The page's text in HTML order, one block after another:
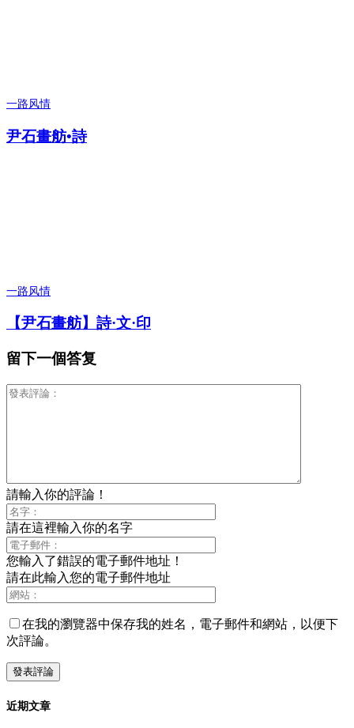
一路风情
尹石畫舫•詩
一路风情
【尹石畫舫】詩·文·印
留下一個答复
請輸入你的評論！
請在這裡輸入你的名字
您輸入了錯誤的電子郵件地址！
請在此輸入您的電子郵件地址
在我的瀏覽器中保存我的姓名，電子郵件和網站，以便下
次評論。
近期文章